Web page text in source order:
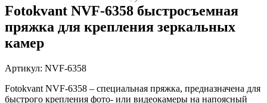
Fotokvant NVF-6358 быстросъемная
пряжка для крепления зеркальных
камер
Артикул: NVF-6358
Fotokvant NVF-6358 – специальная пряжка, предназначена для
быстрого крепления фото- или видеокамеры на напоясный